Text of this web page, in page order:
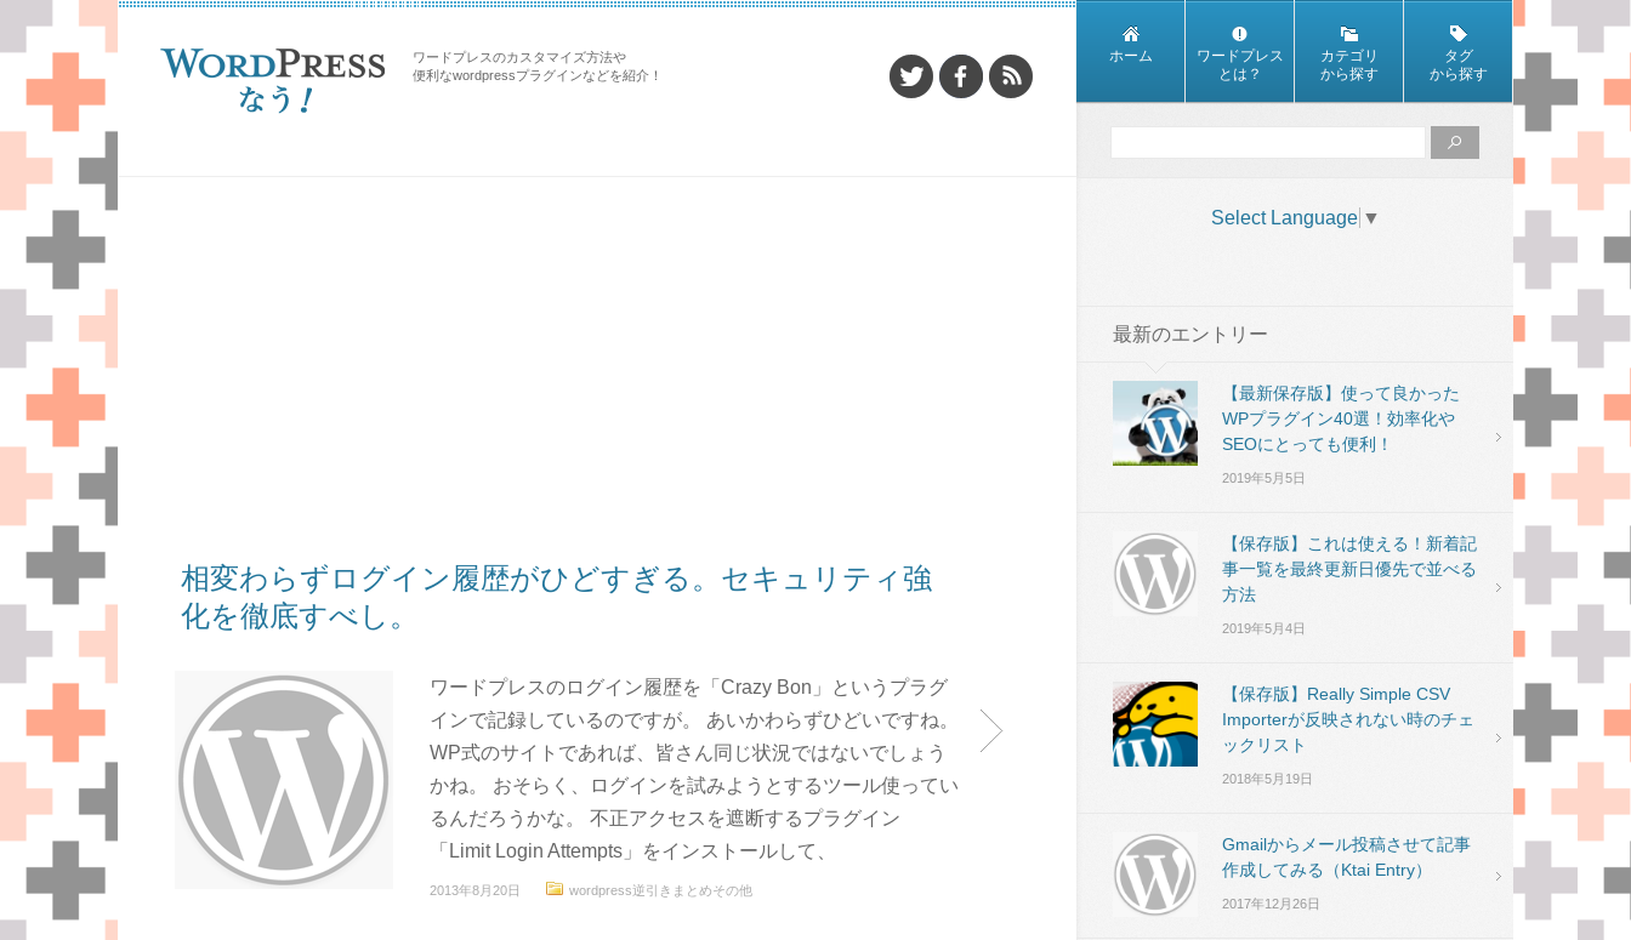
ワードプレスのカスタマイズ方法や
便利なwordpressプラグインなどを紹介！
ホーム
ワードプレス
とは？
カテゴリ
から探す
タグ
から探す
相変わらずログイン履歴がひどすぎる。セキュリティ強
化を徹底すべし。
ワードプレスのログイン履歴を「Crazy Bon」というプラグ
インで記録しているのですが。 あいかわらずひどいですね。
WP式のサイトであれば、皆さん同じ状況ではないでしょう
かね。 おそらく、ログインを試みようとするツール使ってい
るんだろうかな。 不正アクセスを遮断するプラグイン
「Limit Login Attempts」をインストールして、
2013年8月20日 wordpress逆引きまとめその他
Select Language ▼
最新のエントリー
【最新保存版】使って良かった
WPプラグイン40選！効率化や
SEOにとっても便利！
2019年5月5日
【保存版】これは使える！新着記
事一覧を最終更新日優先で並べる
方法
2019年5月4日
【保存版】Really Simple CSV
Importerが反映されない時のチェ
ックリスト
2018年5月19日
Gmailからメール投稿させて記事
作成してみる（Ktai Entry）
2017年12月26日